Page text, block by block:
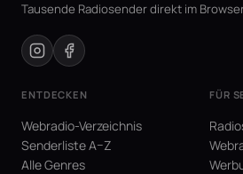
Tausende Radiosender direkt im
ENTDECKEN
Webradio-Verzeichnis
Senderliste A–Z
Alle Genres
FÜR